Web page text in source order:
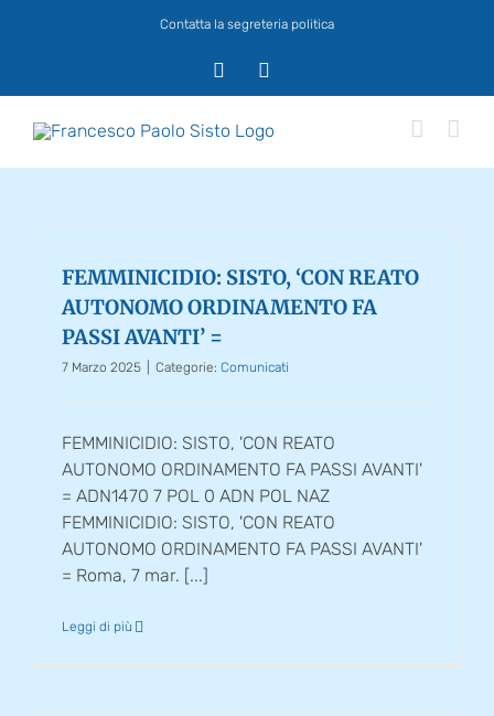
Contatta la segreteria politica
FEMMINICIDIO: SISTO, ‘CON REATO
AUTONOMO ORDINAMENTO FA
PASSI AVANTI’ =
7 Marzo 2025 Categorie: Comunicati
FEMMINICIDIO: SISTO, 'CON REATO
AUTONOMO ORDINAMENTO FA PASSI AVANTI'
= ADN1470 7 POL 0 ADN POL NAZ
FEMMINICIDIO: SISTO, 'CON REATO
AUTONOMO ORDINAMENTO FA PASSI AVANTI'
= Roma, 7 mar. [...]
Leggi di più